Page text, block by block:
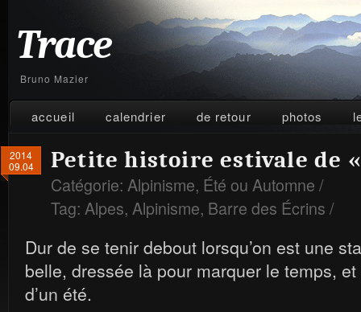
Trace
Bruno Mazier
accueil calendrier de retour photos
2014
09.04
Petite histoire estivale de «
Catégorie: Alpinisme, Été ou Automne /
Tag: Alpes, Alpinisme, Barre des Écrins /
Dur de se tenir debout lorsqu’on est une
belle, dressée là pour marquer le temps, et
d’un été.